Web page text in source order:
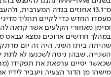
מעמדו החדש כדי לקיים תהליך
ומימן מאחורי הקלעים אשר קראה
במהלך חודשים ארוכים נמצא עבאס
שהיתה ביתו השני. היה זה יום
השנייה, שבהן ניסה לשכנעו לא
שכאשר יסיים ערפאת את תפקידו (מה
מישהו מן הדור הצעיר, ויעביר לידיו